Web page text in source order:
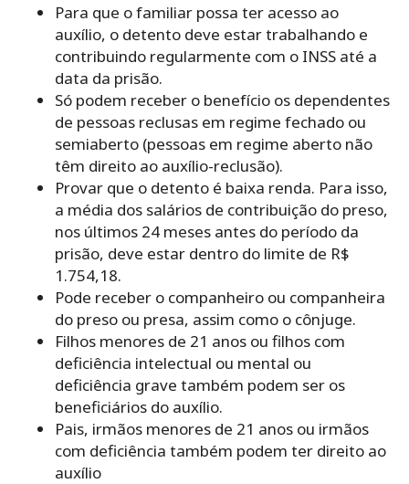
Para que o familiar possa ter acesso ao
auxílio, o detento deve estar trabalhando e
contribuindo regularmente com o INSS até a
data da prisão.
Só podem receber o benefício os dependentes
de pessoas reclusas em regime fechado ou
semiaberto (pessoas em regime aberto não
têm direito ao auxílio-reclusão).
Provar que o detento é baixa renda. Para isso,
a média dos salários de contribuição do preso,
nos últimos 24 meses antes do período da
prisão, deve estar dentro do limite de R$
1.754,18.
Pode receber o companheiro ou companheira
do preso ou presa, assim como o cônjuge.
Filhos menores de 21 anos ou filhos com
deficiência intelectual ou mental ou
deficiência grave também podem ser os
beneficiários do auxílio.
Pais, irmãos menores de 21 anos ou irmãos
com deficiência também podem ter direito ao
auxílio